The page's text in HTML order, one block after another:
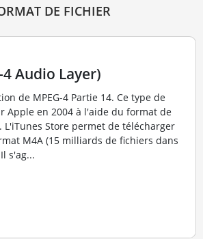
DE FICHIER
4 Audio Layer)
de MPEG-4 Partie 14. Ce type de
Apple en 2004 à l'aide du format de
L'iTunes Store permet de télécharger
M4A (15 milliards de fichiers dans
s'ag...